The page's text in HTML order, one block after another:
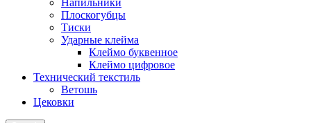
Напильники
Плоскогубцы
Тиски
Ударные клейма
Клеймо буквенное
Клеймо цифровое
Технический текстиль
Ветошь
Цековки